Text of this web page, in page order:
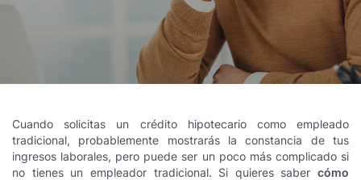
Cuando solicitas un crédito hipotecario como empleado
tradicional, probablemente mostrarás la constancia de tus
ingresos laborales, pero puede ser un poco más complicado si
no tienes un empleador tradicional. Si quieres saber cómo